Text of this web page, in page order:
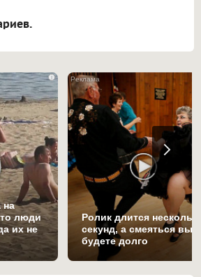
i
на
люди
их не
Ролик длится
секунд, а смеяться вы
будете долго